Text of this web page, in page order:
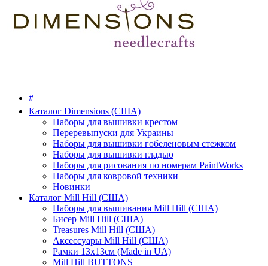
#
Каталог Dimensions (США)
Наборы для вышивки крестом
Переревыпуски для Украины
Наборы для вышивки гобеленовым стежком
Наборы для вышивки гладью
Наборы для рисования по номерам PaintWorks
Наборы для ковровой техники
Новинки
Каталог Mill Hill (США)
Наборы для вышивания Mill Hill (США)
Бисер Mill Hill (США)
Treasures Mill Hill (США)
Аксессуары Mill Hill (США)
Рамки 13х13см (Made in UA)
Mill Hill BUTTONS